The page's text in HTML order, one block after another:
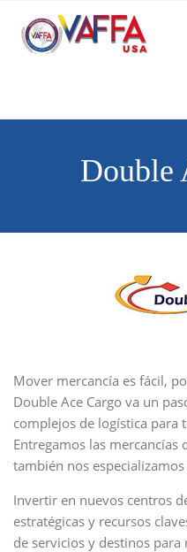
Double
Mover mercancía es fácil,
Double Ace Cargo va un
complejos de logística para
Entregamos las
también nos especializamos
Invertir en nuevos centros
estratégicas y recursos
de servicios y destinos para